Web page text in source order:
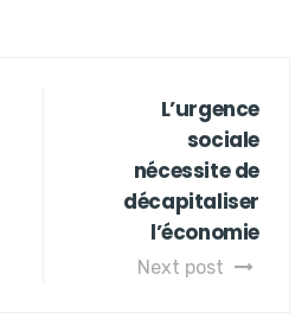
L’urgence
sociale
nécessite de
décapitaliser
l’économie
Next post